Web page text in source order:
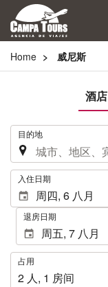
Home 威尼斯
酒店
. 目的地
. 入住日期
退房日期
占
用
占用
2 人, 1 房间